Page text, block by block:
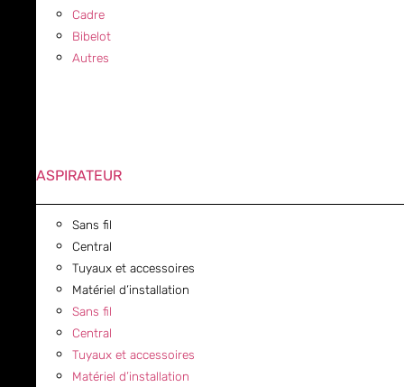
Cadre
Bibelot
Autres
ASPIRATEUR
Sans fil
Central
Tuyaux et accessoires
Matériel d’installation
Sans fil
Central
Tuyaux et accessoires
Matériel d’installation